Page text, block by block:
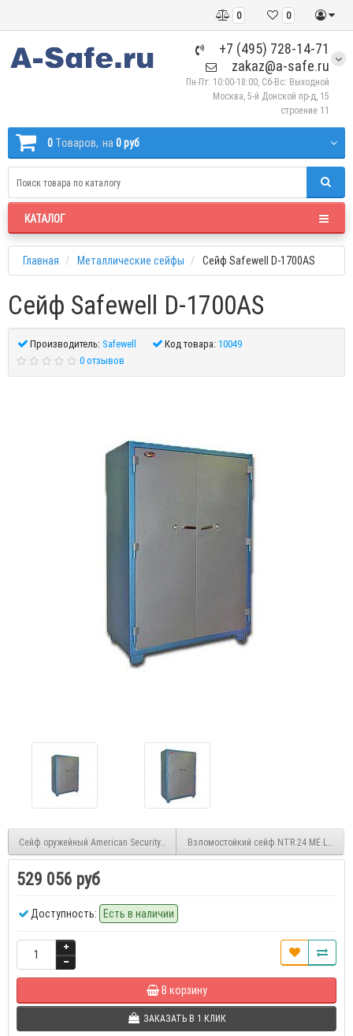
0
0
+7 (495) 728-14-71
zakaz@a-safe.ru
Пн-Пт: 10:00-18:00, Сб-Вс: Выходной
Москва, 5-й Донской пр-д, 15
строение 11
0 Tоваров, на 0 руб
КАТАЛОГ
Главная Металлические сейфы Сейф Safewell D-1700AS
Сейф Safewell D-1700AS
Производитель:Safewell Код товара:10049
0 отзывов
Сейф оружейный American Security L26-E Взломостойкий сейф NTR 24 ME LUX
529 056 руб
Доступность: Есть в наличии
В корзину
ЗАКАЗАТЬ В 1 КЛИК